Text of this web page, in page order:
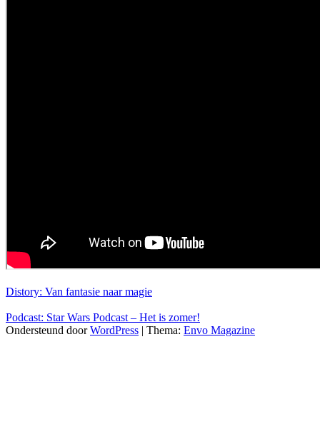
Distory: Van fantasie naar magie
Podcast: Star Wars Podcast – Het is zomer!
Ondersteund doorWordPress | Thema: Envo Magazine